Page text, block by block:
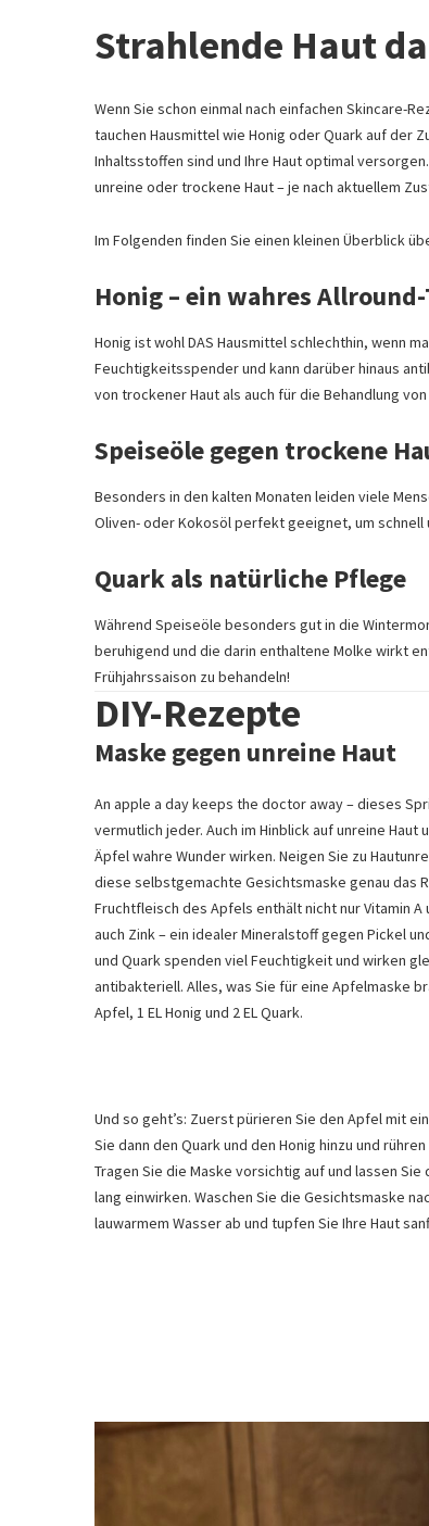
Strahlende Haut
Wenn Sie schon einmal nach einfachen Skincare-
tauchen Hausmittel wie Honig oder Quark auf der
Inhaltsstoffen sind und Ihre Haut optimal
unreine oder trockene Haut – je nach aktuellem
Im Folgenden finden Sie einen kleinen Überblick
Honig – ein wahres
Honig ist wohl DAS Hausmittel schlechthin, wenn
Feuchtigkeitsspender und kann darüber hinaus
von trockener Haut als auch für die Behandlung
Speiseöle gegen trockene
Besonders in den kalten Monaten leiden viele
Oliven- oder Kokosöl perfekt geeignet, um
Quark als natürliche Pflege
Während Speiseöle besonders gut in die
beruhigend und die darin enthaltene Molke wirkt
Frühjahrssaison zu behandeln!
DIY-Rezepte
Maske gegen unreine Haut
An apple a day keeps the doctor away – dieses
vermutlich jeder. Auch im Hinblick auf unreine Haut
Äpfel wahre Wunder wirken. Neigen Sie zu
diese selbstgemachte Gesichtsmaske genau das
Fruchtfleisch des Apfels enthält nicht nur Vitamin A
auch Zink – ein idealer Mineralstoff gegen Pickel
und Quark spenden viel Feuchtigkeit und wirken
antibakteriell. Alles, was Sie für eine Apfelmaske
Apfel, 1 EL Honig und 2 EL Quark.
Und so geht’s: Zuerst pürieren Sie den Apfel mit
Sie dann den Quark und den Honig hinzu und
Tragen Sie die Maske vorsichtig auf und lassen Sie
lang einwirken. Waschen Sie die Gesichtsmaske
lauwarmem Wasser ab und tupfen Sie Ihre Haut